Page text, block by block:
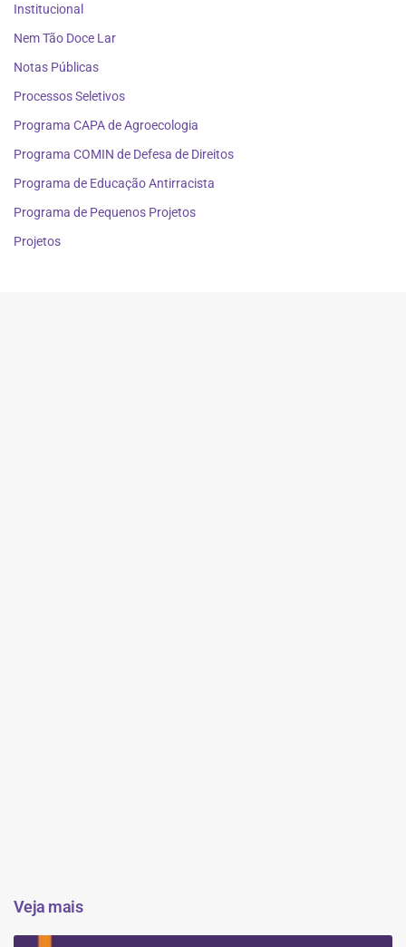
Institucional
Nem Tão Doce Lar
Notas Públicas
Processos Seletivos
Programa CAPA de Agroecologia
Programa COMIN de Defesa de Direitos
Programa de Educação Antirracista
Programa de Pequenos Projetos
Projetos
Veja mais